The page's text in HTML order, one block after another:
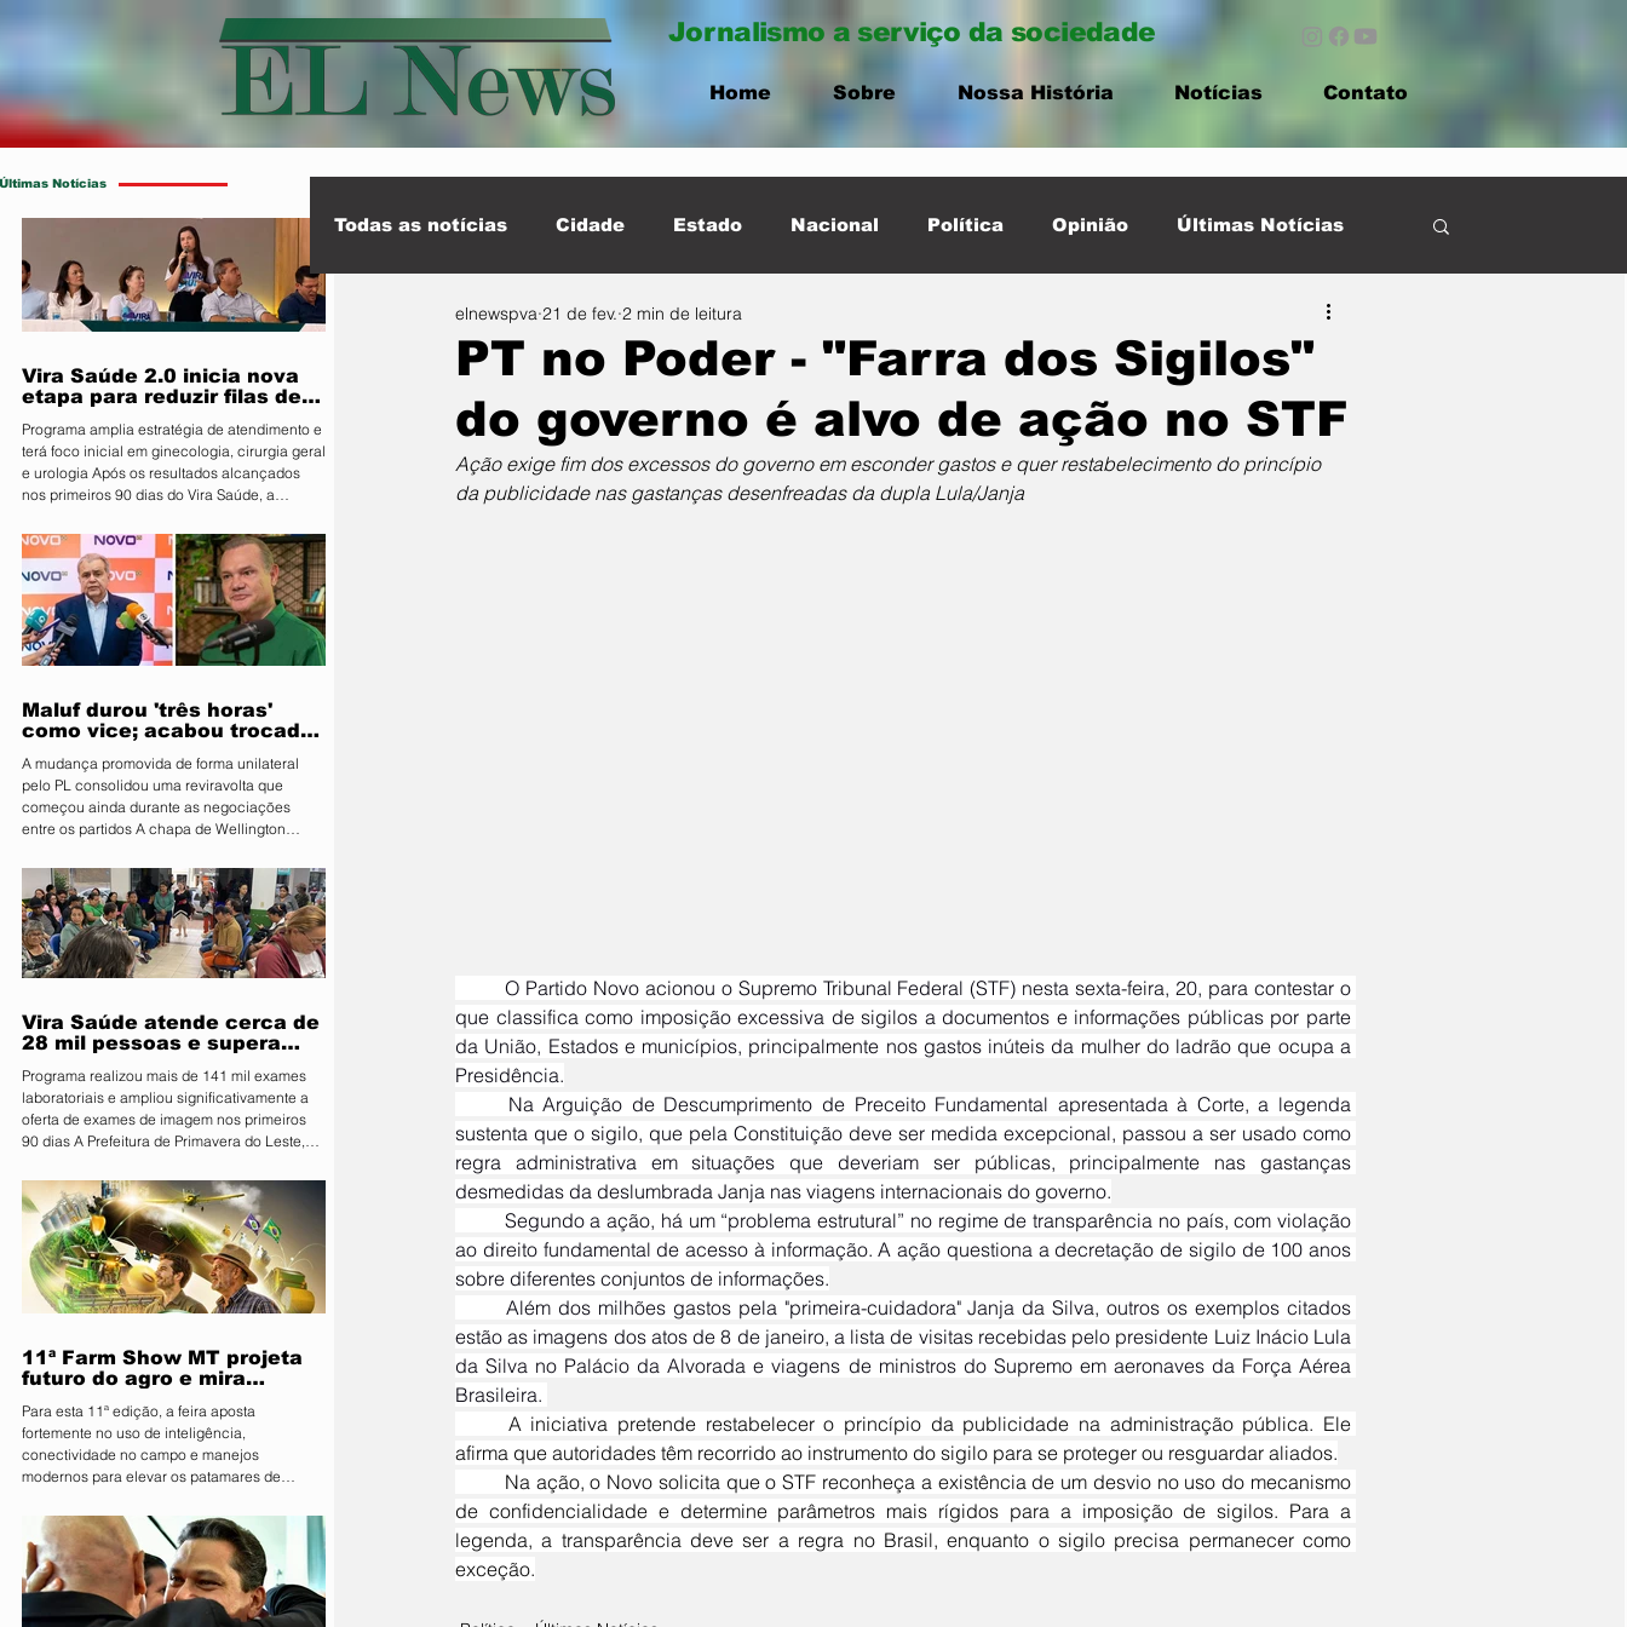
Jornalismo a serviço da sociedade
Home Sobre Nossa História Notícias Contato
Últimas Notícias
Vira Saúde 2.0 inicia nova
etapa para reduzir filas de
Programa amplia estratégia de atendimento e
terá foco inicial em ginecologia, cirurgia geral
e urologia Após os resultados alcançados
nos primeiros 90 dias do Vira Saúde, a
Secretaria Municipal de Saúde, anunciou
uma nova etapa do programa: o Vira Saúde
2.0. A nova fase terá como principal objetivo
reduzir e eliminar filas de cirurgias eletivas
em três áreas prioritárias: ginecologia,
cirurgia geral e urologia. Os atendimentos
Maluf durou 'três horas'
como vice; acabou trocado
A mudança promovida de forma unilateral
pelo PL consolidou uma reviravolta que
começou ainda durante as negociações
entre os partidos A chapa de Wellington
diferentes para a vice em um intervalo de
pouco mais de três horas na noite de quinta-
feira (6). O Partido Novo, entidade coligada
com o PL, registrou às 19h37 uma ata com
Marcelo Maluf (Novo) na vaga. No entanto, às
22h55, o PL apresentou uma nova
Vira Saúde atende cerca de
28 mil pessoas e supera
laboratoriais em Primavera
Programa realizou mais de 141 mil exames
laboratoriais e ampliou significativamente a
oferta de exames de imagem nos primeiros
90 dias A Prefeitura de Primavera do Leste,
apresentou nesta sexta-feira (07) os
resultados dos primeiros 90 dias do programa
Vira Saúde. Ao todo, aproximadamente 28 mil
pessoas foram beneficiadas pelas ações
realizadas no período. Durante os primeiros
três meses, foram realizados 141.574 exames
laboratoria
11ª Farm Show MT projeta
futuro do agro e mira
sociedade
Para esta 11ª edição, a feira aposta
fortemente no uso de inteligência,
conectividade no campo e manejos
modernos para elevar os patamares de
Primavera do Leste deu o pontapé inicial para
uma das maiores vitrines tecnológicas do
Centro-Oeste. A organização lançou
oficialmente a 11ª edição da Farm Show MT.
Consolidada como um ambiente de negócios
Todas as notícias Cidade Estado Nacional Política Opinião Últimas Notícias
Esporte Internacional Destaque Cidade
PT no Poder - "Farra dos Sigilos"
do governo é alvo de ação no STF
elnewspva 21 de fev. 2 min de leitura
Ação exige fim dos excessos do governo em esconder gastos e quer restabelecimento do princípio
da publicidade nas gastanças desenfreadas da dupla Lula/Janja
que classifica como imposição excessiva de sigilos a documentos e informações públicas por parte
da União, Estados e municípios, principalmente nos gastos inúteis da mulher do ladrão que ocupa a
Presidência.
sustenta que o sigilo, que pela Constituição deve ser medida excepcional, passou a ser usado como
regra administrativa em situações que deveriam ser públicas, principalmente nas gastanças
desmedidas da deslumbrada Janja nas viagens internacionais do governo.
ao direito fundamental de acesso à informação. A ação questiona a decretação de sigilo de 100 anos
sobre diferentes conjuntos de informações.
estão as imagens dos atos de 8 de janeiro, a lista de visitas recebidas pelo presidente Luiz Inácio Lula
da Silva no Palácio da Alvorada e viagens de ministros do Supremo em aeronaves da Força Aérea
Brasileira.
afirma que autoridades têm recorrido ao instrumento do sigilo para se proteger ou resguardar aliados.
de confidencialidade e determine parâmetros mais rígidos para a imposição de sigilos. Para a
legenda, a transparência deve ser a regra no Brasil, enquanto o sigilo precisa permanecer como
exceção.